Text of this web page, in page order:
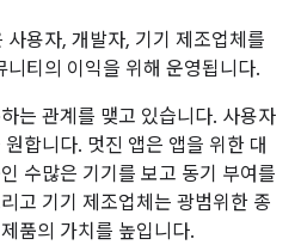
용자, 개발자, 기기 제조업체를
티의 이익을 위해 운영됩니다.
는 관계를 맺고 있습니다. 사용자
합니다. 멋진 앱은 앱을 위한 대
수많은 기기를 보고 동기 부여를
고 기기 제조업체는 광범위한 종
품의 가치를 높입니다.